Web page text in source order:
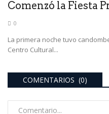
Comenzó la Fiesta
0
La primera noche tuvo
Centro Cultural...
COMENTARIOS (0)